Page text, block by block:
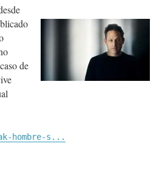
de
hombre-s...